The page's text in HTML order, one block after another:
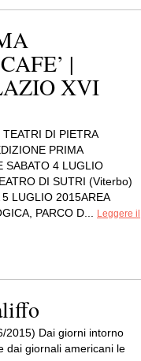
|
XVI
DI PIETRA
PRIMA
SABATO 4 LUGLIO
DI SUTRI (Viterbo)
5 LUGLIO 2015AREA
PARCO D...
Leggere il
2015) Dai giorni intorno
dai giornali americani le